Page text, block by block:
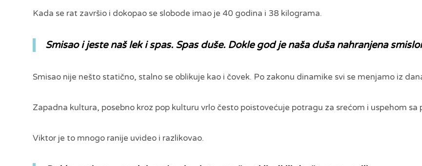
Kada se rat završio i dokopao se slobode imao je 40 godina i 38 kilograma.
Smisao i jeste naš lek i spas. Spas duše. Dokle god je naša duša nahranjena
Smisao nije nešto statično, stalno se oblikuje kao i čovek. Po zakonu dinamike svi se menjamo iz
Zapadna kultura, posebno kroz pop kulturu vrlo često poistovećuje potragu za srećom i uspehom sa
Viktor je to mnogo ranije uvideo i razlikovao.